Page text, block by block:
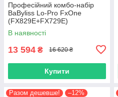
Професійний комбо-набір
BaByliss Lo-Pro FxOne
(FX829E+FX729E)
В наявності
13 594 ₴ 16 620 ₴
Купити
Разом дешевше! –12%